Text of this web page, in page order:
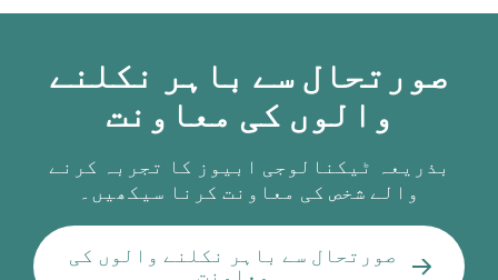
صورتحال سے باہر نکلنے
والوں کی معاونت
بذریعہ ٹیکنالوجی ابیوز کا تجربہ کرنے
والے شخص کی معاونت کرنا سیکھیں۔
صورتحال سے باہر نکلنے والوں کی
معاونت